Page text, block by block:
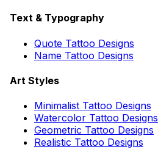
Text & Typography
Quote Tattoo Designs
Name Tattoo Designs
Art Styles
Minimalist Tattoo Designs
Watercolor Tattoo Designs
Geometric Tattoo Designs
Realistic Tattoo Designs